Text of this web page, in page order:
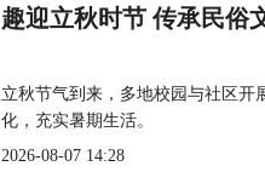
趣迎立秋时节 传承民俗
立秋节气到来，多地校园与社区开
化，充实暑期生活。
2026-08-07 14:28